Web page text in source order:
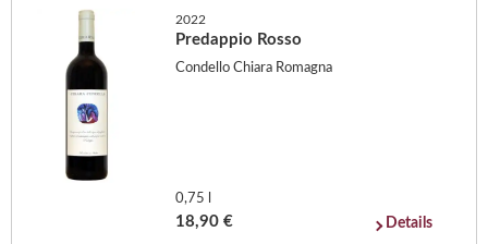
2022
Predappio Rosso
Condello Chiara Romagna
0,75 l
18,90 € Details